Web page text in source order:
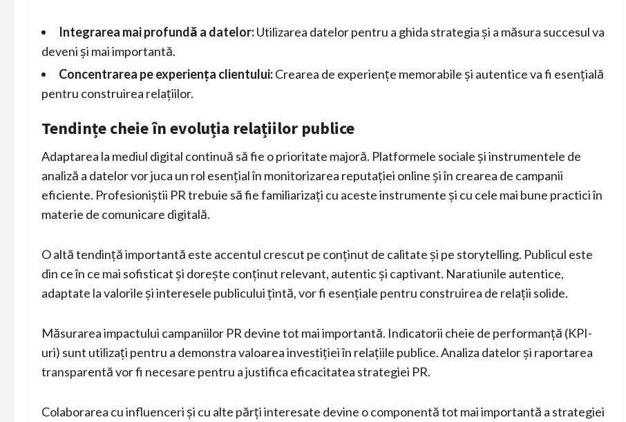
Integrarea mai profundă a datelor:Utilizarea datelor pentru a ghida strategia și a măsura succesul va
deveni și mai importantă.
Concentrarea pe experiența clientului:Crearea de experiențe memorabile și autentice va fi esențială
pentru construirea relațiilor.
Tendințe cheie în evoluția relațiilor publice
Adaptarea la mediul digital continuă să fie o prioritate majoră. Platformele sociale și instrumentele de
analiză a datelor vor juca un rol esențial în monitorizarea reputației online și în crearea de campanii
eficiente. Profesioniștii PR trebuie să fie familiarizați cu aceste instrumente și cu cele mai bune practici în
materie de comunicare digitală.
O altă tendință importantă este accentul crescut pe conținut de calitate și pe storytelling. Publicul este
din ce în ce mai sofisticat și dorește conținut relevant, autentic și captivant. Naratiunile autentice,
adaptate la valorile și interesele publicului țintă, vor fi esențiale pentru construirea de relații solide.
Măsurarea impactului campaniilor PR devine tot mai importantă. Indicatorii cheie de performanță (KPI-
uri) sunt utilizați pentru a demonstra valoarea investiției în relațiile publice. Analiza datelor și raportarea
transparentă vor fi necesare pentru a justifica eficacitatea strategiei PR.
Colaborarea cu influenceri și cu alte părți interesate devine o componentă tot mai importantă a strategiei